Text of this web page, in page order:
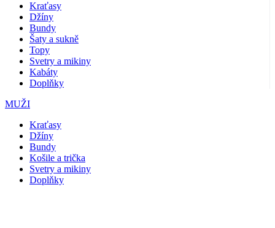
Kraťasy
Džíny
Bundy
Šaty a sukně
Topy
Svetry a mikiny
Kabáty
Doplňky
MUŽI
Kraťasy
Džíny
Bundy
Košile a trička
Svetry a mikiny
Doplňky